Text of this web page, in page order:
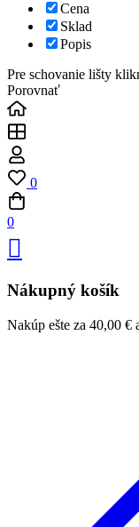
Cena
Sklad
Popis
Pre schovanie lišty
Porovnať
0
0
Nákupný košík
Nakúp ešte za 40,00 €